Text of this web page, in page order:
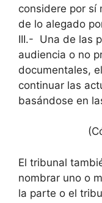
considere por sí
de lo alegado
III.- Una de las
audiencia o no
documentales,
continuar las
basándose en
El tribunal
nombrar uno o
la parte o el